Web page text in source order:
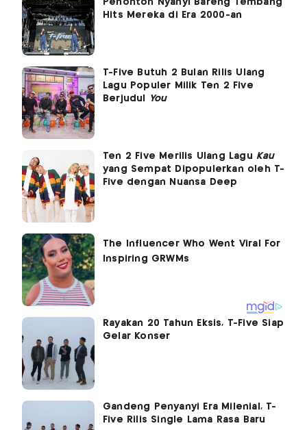
Penonton Nyanyi Bareng Tembang
Hits Mereka di Era 2000-an
T-Five Butuh 2 Bulan Rilis Ulang
Lagu Populer Milik Ten 2 Five
Berjudul
You
Ten 2 Five Merilis Ulang Lagu Kau
yang Sempat Dipopulerkan oleh T-
Five dengan Nuansa Deep
Rayakan 20 Tahun Eksis, T-Five Siap
Gelar Konser
Gandeng Penyanyi Era Milenial, T-
Five Rilis Single Lama Rasa Baru